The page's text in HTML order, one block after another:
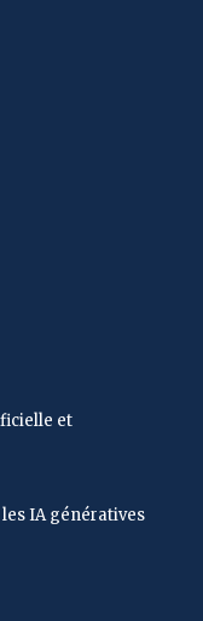
et
IA génératives